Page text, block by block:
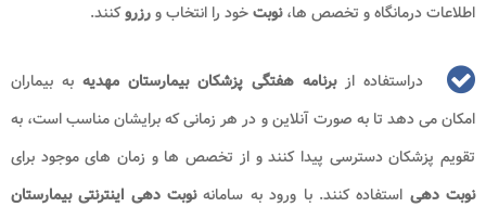
اطلاعات درمانگاه و تخصص ها،نوبتخود را انتخاب ورزروکنند.
دراستفاده ازبرنامه هفتگی پزشکان بیمارستان مهدیه به بیماران
امکان می دهد تا به صورت آنلاین و در هر زمانی که برایشان مناسب است، به
تقویم پزشکان دسترسی پیدا کنند و از تخصص ها و زمان های موجود برای
نوبت دهی استفاده کنند. با ورود به سامانهنوبت دهی اینترنتی بیمارستان